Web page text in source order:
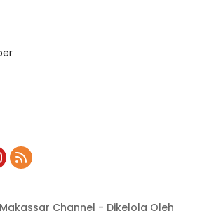
Channel - Dikelola Oleh